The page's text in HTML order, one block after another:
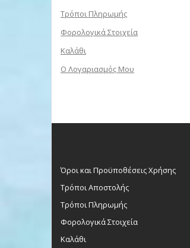
Τρόποι Πληρωμής
Φορολογικά Στοιχεία
Καλάθι
Ο Λογαριασμός Μου
Όροι και Προϋποθέσεις Χρήσης
Τρόποι Αποστολής
Τρόποι Πληρωμής
Φορολογικά Στοιχεία
Καλάθι